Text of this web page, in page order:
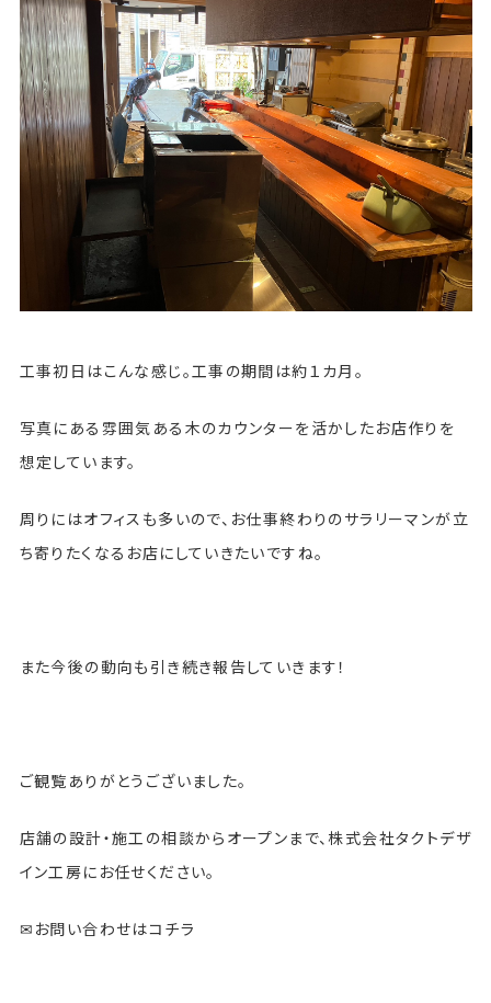
工事初日はこんな感じ。工事の期間は約１カ月。
写真にある雰囲気ある木のカウンターを活かしたお店作りを
想定しています。
周りにはオフィスも多いので、お仕事終わりのサラリーマンが立
ち寄りたくなるお店にしていきたいですね。
また今後の動向も引き続き報告していきます！
ご観覧ありがとうございました。
店舗の設計・施工の相談からオープンまで、株式会社タクトデザ
イン工房にお任せください。
✉お問い合わせはコチラ